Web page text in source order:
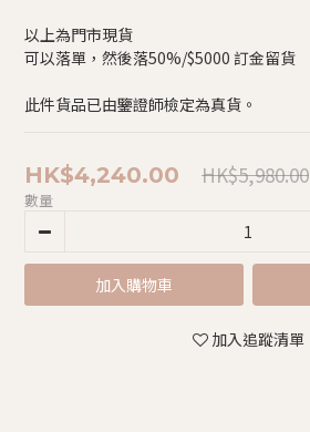
以上為門市現貨
可以落單，然後落50%/$5000 訂金留貨
此件貨品已由鑒證師檢定為真貨。
HK$4,240.00 HK$5,980.00
數量
加入購物車
加入追蹤清單